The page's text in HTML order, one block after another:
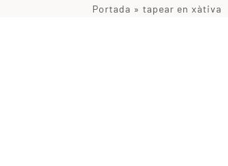
Portada » tapear en xàtiva